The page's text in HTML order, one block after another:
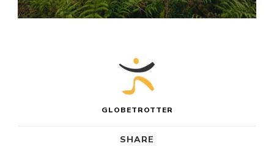
GLOBETROTTER
SHARE